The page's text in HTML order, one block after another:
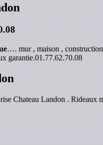
…. mur , maison ,
garantie.01.77.62.70.08
Chateau Landon . Rideaux